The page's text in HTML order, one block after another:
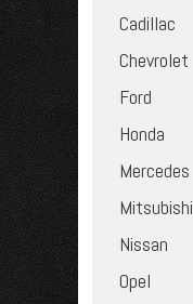
Cadillac
Chevrolet
Ford
Honda
Mercedes
Mitsubishi
Nissan
Opel